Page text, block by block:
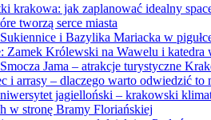
krakowa: jak zaplanować idealny
tworzą serce miasta
i Bazylika Mariacka w
Zamek Królewski na Wawelu i katedra
Jama – atrakcje turystyczne
i arrasy – dlaczego warto odwiedzić to
jagielloński – krakowski
w stronę Bramy Floriańskiej